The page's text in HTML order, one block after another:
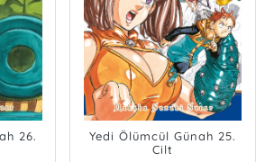
26.
Yedi Ölümcül Günah 25.
Cilt